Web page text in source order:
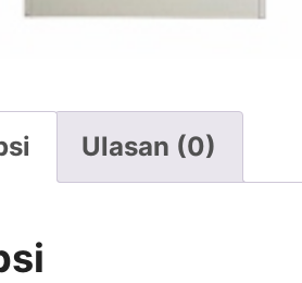
Ulasan (0)